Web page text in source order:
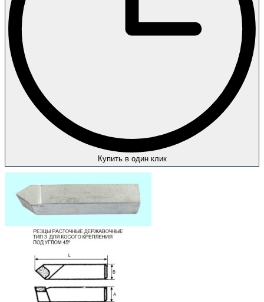
Купить в один клик